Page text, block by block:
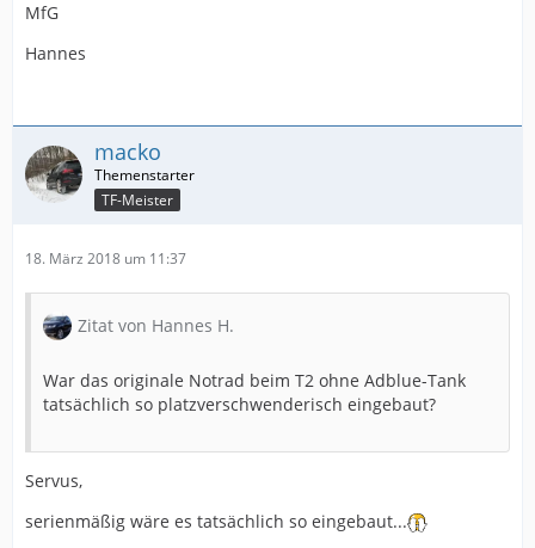
MfG
Hannes
macko
TF-Meister
18. März 2018 um 11:37
Zitat von Hannes H.
War das originale Notrad beim T2 ohne Adblue-Tank
tatsächlich so platzverschwenderisch eingebaut?
Servus,
serienmäßig wäre es tatsächlich so eingebaut...